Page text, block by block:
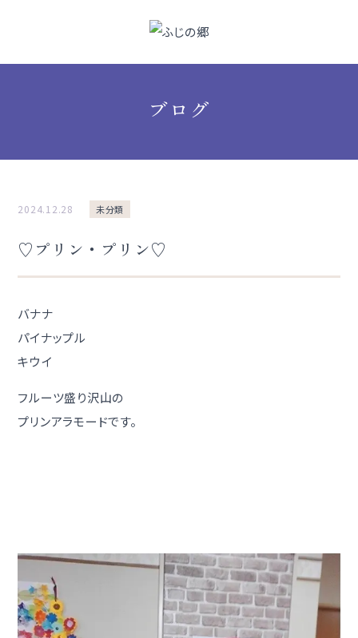
ブログ
2024.12.28 未分類
♡プリン・プリン♡
バナナ
パイナップル
キウイ
フルーツ盛り沢山の
プリンアラモードです。